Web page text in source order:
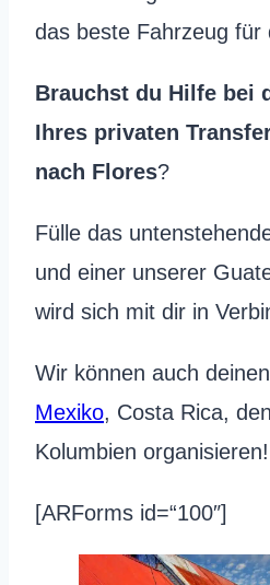
das beste Fahrzeug für
Brauchst du Hilfe bei
Ihres privaten
nach Flores?
Fülle das
und einer unserer
wird sich mit dir in
Wir können auch deinen
Mexiko, Costa Rica,
Kolumbien organisieren!
[ARForms id=“100″]